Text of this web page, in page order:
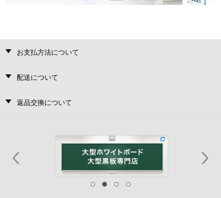
お支払方法について
配送について
返品交換について